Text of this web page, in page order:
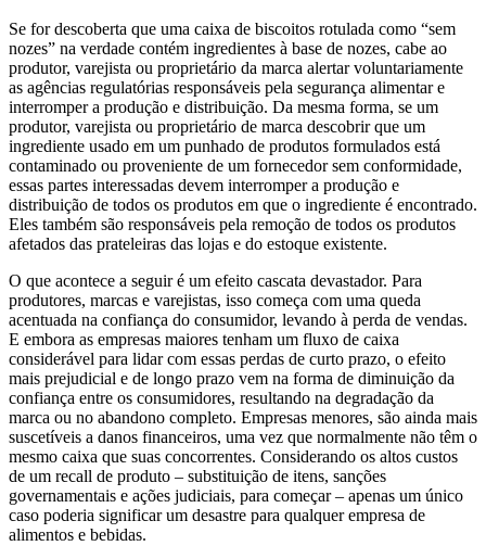
Se for descoberta que uma caixa de biscoitos rotulada como “sem
nozes” na verdade contém ingredientes à base de nozes, cabe ao
produtor, varejista ou proprietário da marca alertar voluntariamente
as agências regulatórias responsáveis ​​pela segurança alimentar e
interromper a produção e distribuição. Da mesma forma, se um
produtor, varejista ou proprietário de marca descobrir que um
ingrediente usado em um punhado de produtos formulados está
contaminado ou proveniente de um fornecedor sem conformidade,
essas partes interessadas devem interromper a produção e
distribuição de todos os produtos em que o ingrediente é encontrado.
Eles também são responsáveis ​​pela remoção de todos os produtos
afetados das prateleiras das lojas e do estoque existente.
O que acontece a seguir é um efeito cascata devastador. Para
produtores, marcas e varejistas, isso começa com uma queda
acentuada na confiança do consumidor, levando à perda de vendas.
E embora as empresas maiores tenham um fluxo de caixa
considerável para lidar com essas perdas de curto prazo, o efeito
mais prejudicial e de longo prazo vem na forma de diminuição da
confiança entre os consumidores, resultando na degradação da
marca ou no abandono completo. Empresas menores, são ainda mais
suscetíveis a danos financeiros, uma vez que normalmente não têm o
mesmo caixa que suas concorrentes. Considerando os altos custos
de um recall de produto – substituição de itens, sanções
governamentais e ações judiciais, para começar – apenas um único
caso poderia significar um desastre para qualquer empresa de
alimentos e bebidas.